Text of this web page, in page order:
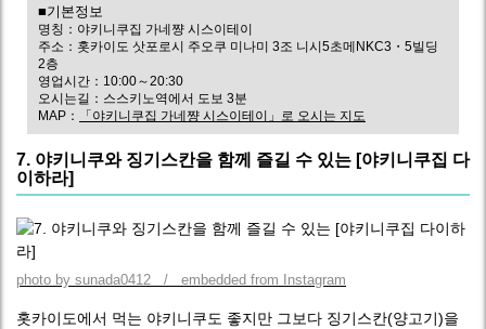
■기본정보
명칭：야키니쿠집 가네쨩 시스이테이
주소：홋카이도 삿포로시 주오쿠 미나미 3조 니시5초메NKC3・5빌딩
2층
영업시간：10:00～20:30
오시는길：스스키노역에서 도보 3분
MAP：
「야키니쿠집 가네쨩 시스이테이」로 오시는 지도
7. 야키니쿠와 징기스칸을 함께 즐길 수 있는 [야키니쿠집 다
이하라]
photo by sunada0412 / embedded from Instagram
홋카이도에서 먹는 야키니쿠도 좋지만 그보다 징기스칸(양고기)을